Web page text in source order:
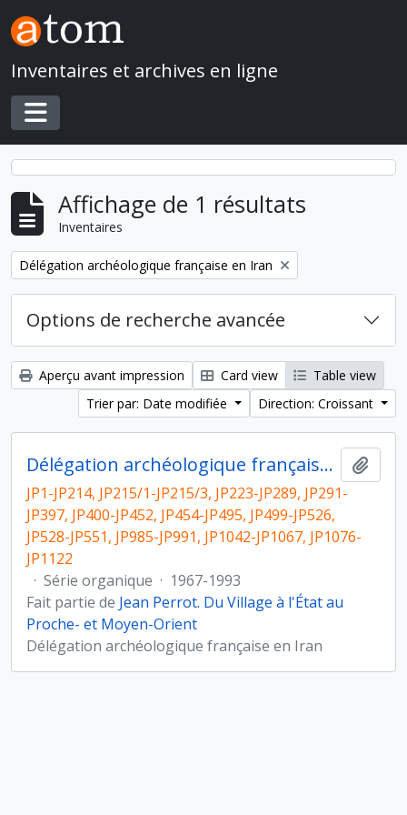
Skip to main content
Inventaires et archives en ligne
Toggle navigation
Affichage de 1 résultats
Inventaires
Remove filter:
Délégation archéologique française en Iran
Options de recherche avancée
Aperçu avant impression Card view
Table view
Trier par: Date modifiée
Direction: Croissant
Délégation archéologique française en Iran
JP1-JP214, JP215/1-JP215/3, JP223-JP289, JP291-
JP397, JP400-JP452, JP454-JP495, JP499-JP526,
JP528-JP551, JP985-JP991, JP1042-JP1067, JP1076-
JP1122
· Série organique · 1967-1993
Fait partie de Jean Perrot. Du Village à l'État au
Proche- et Moyen-Orient
Délégation archéologique française en Iran